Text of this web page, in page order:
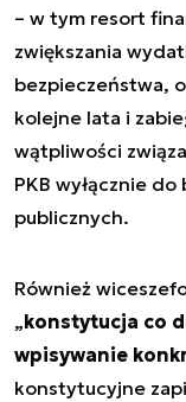
– w tym resort
zwiększania
bezpieczeństwa,
kolejne lata i
wątpliwości
PKB wyłącznie
publicznych.
Również
„konstytucja co
wpisywanie
konstytucyjne